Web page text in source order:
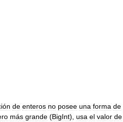
de enteros no posee una forma de
más grande (BigInt), usa el valor de